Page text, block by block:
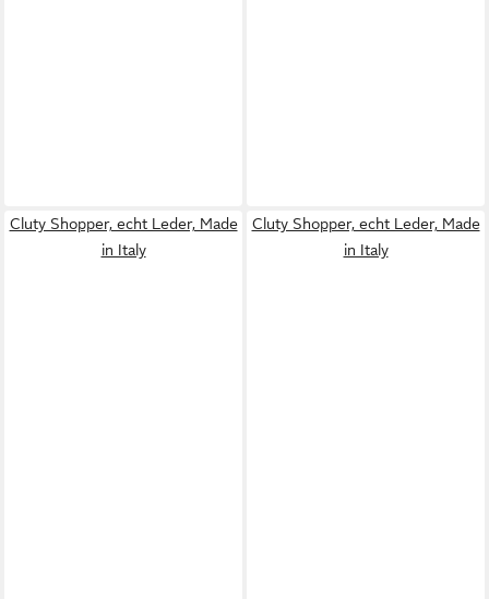
Cluty Shopper, echt Leder, Made
in Italy
Cluty Shopper, echt Leder, Made
in Italy